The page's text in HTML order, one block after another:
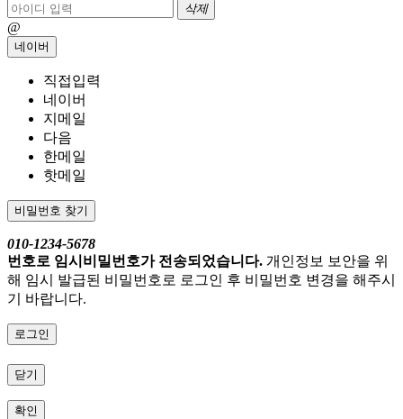
삭제
@
네이버
직접입력
네이버
지메일
다음
한메일
핫메일
비밀번호 찾기
010-1234-5678
번호로 임시비밀번호가 전송되었습니다. 개인정보 보안을 위
해 임시 발급된 비밀번호로 로그인 후 비밀번호 변경을 해주시
기 바랍니다.
로그인
닫기
확인